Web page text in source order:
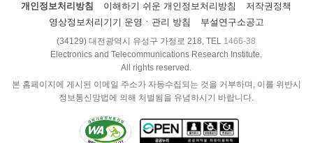
개인정보처리방침 이해하기 쉬운 개인정보처리방침
저작권정책
영상정보처리기기 운영ㆍ관리 방침
부설연구소공고
(34129) 대전광역시 유성구 가정로 218, TEL 1466-38
Electronics and Telecommunications Research Institute.
All rights reserved.
본 홈페이지에 게시된 이메일 주소가 자동수집되는 것을 거부하며, 이를 위반시
정보통신망법에 의해 처벌됨을 유념하시기 바랍니다.